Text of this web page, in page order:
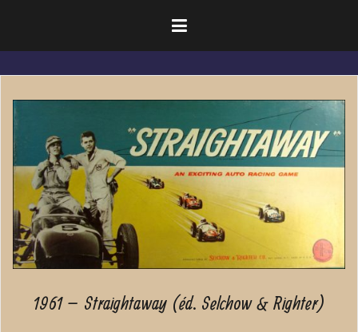
1961 – Straightaway (éd. Selchow & Righter)